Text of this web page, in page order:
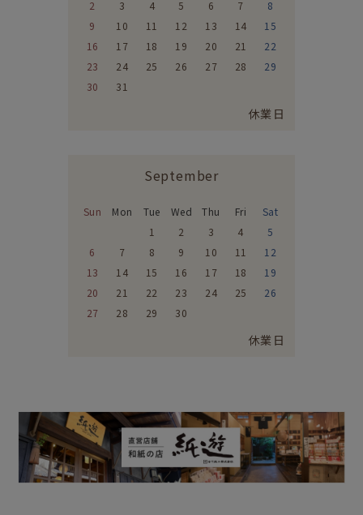
2
3 4 5 6 7
8
9
10 11 12 13 14
15
16
17 18 19 20 21
22
23
24 25 26 27 28
29
30
31
休業日
September
Sun Mon Tue Wed Thu Fri
Sat
1
2 3 4
5
6
7 8 9 10 11
12
13
14 15 16 17 18
19
20
21 22 23 24 25
26
27
28 29 30
休業日